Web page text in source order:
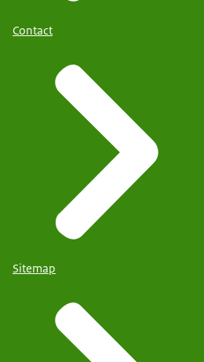
Contact
Sitemap